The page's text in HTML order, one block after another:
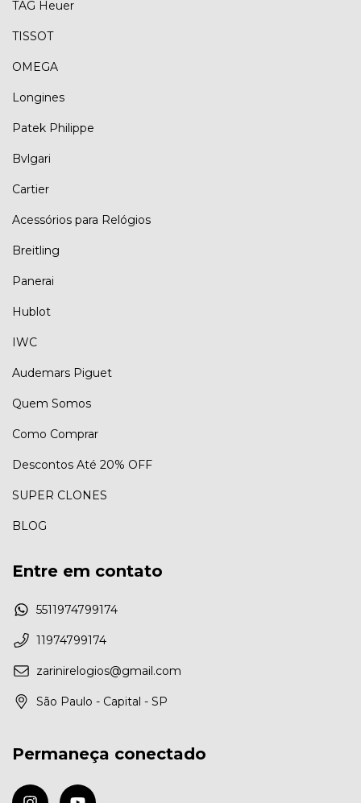
TAG Heuer
TISSOT
OMEGA
Longines
Patek Philippe
Bvlgari
Cartier
Acessórios para Relógios
Breitling
Panerai
Hublot
IWC
Audemars Piguet
Quem Somos
Como Comprar
Descontos Até 20% OFF
SUPER CLONES
BLOG
Entre em contato
5511974799174
11974799174
zarinirelogios@gmail.com
São Paulo - Capital - SP
Permaneça conectado